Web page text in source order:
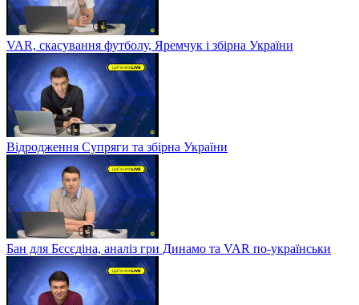
VAR, скасування футболу, Яремчук і збірна України
Відродження Супряги та збірна України
Бан для Бєсєдіна, аналіз гри Динамо та VAR по-українськи